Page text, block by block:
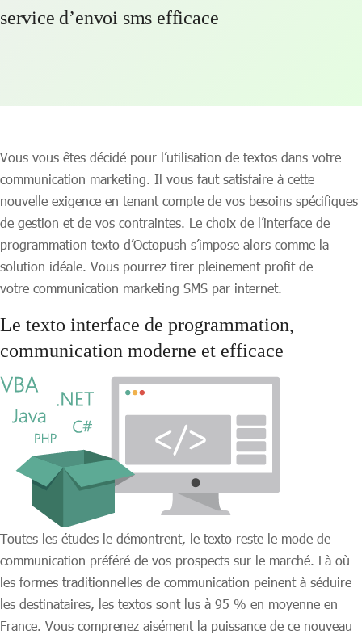
service d’envoi sms efficace
Vous vous êtes décidé pour l’utilisation de textos dans votre
communication marketing. Il vous faut satisfaire à cette
nouvelle exigence en tenant compte de vos besoins spécifiques
de gestion et de vos contraintes. Le choix de l’interface de
programmation texto d’Octopush s’impose alors comme la
solution idéale. Vous pourrez tirer pleinement profit de
votre communication marketing SMS par internet.
Le texto interface de programmation,
communication moderne et efficace
Toutes les études le démontrent, le texto reste le mode de
communication préféré de vos prospects sur le marché. Là où
les formes traditionnelles de communication peinent à séduire
les destinataires, les textos sont lus à 95 % en moyenne en
France. Vous comprenez aisément la puissance de ce nouveau